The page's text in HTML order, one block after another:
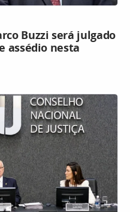
Buzzi será julgado
assédio nesta